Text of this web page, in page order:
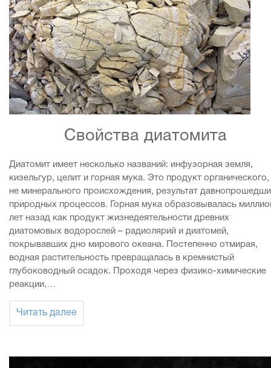
Свойства диатомита
Диатомит имеет несколько названий: инфузорная земля,
кизельгур, целит и горная мука. Это продукт органического,
не минерального происхождения, результат
природных процессов. Горная мука образовывалась
лет назад как продукт жизнедеятельности древних
диатомовых водорослей – радиолярий и диатомей,
покрывавших дно мирового океана. Постепенно отмирая,
водная растительность превращалась в кремнистый
глубоководный осадок. Проходя через физико-химические
реакции,…
Читать далее